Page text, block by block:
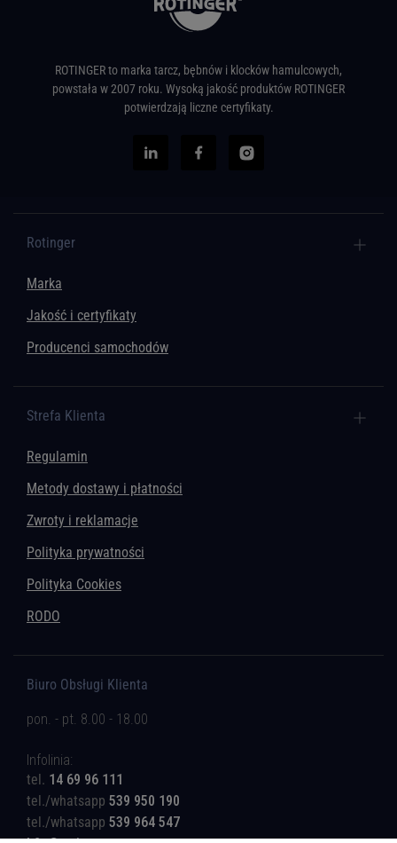
ROTINGER to marka tarcz, bębnów i klocków hamulcowych,
powstała w 2007 roku. Wysoką jakość produktów ROTINGER
potwierdzają liczne certyfikaty.
Rotinger
Marka
Jakość i certyfikaty
Producenci samochodów
Strefa Klienta
Regulamin
Metody dostawy i płatności
Zwroty i reklamacje
Polityka prywatności
Polityka Cookies
RODO
Biuro Obsługi Klienta
pon. - pt. 8.00 - 18.00
Infolinia:
tel. 14 69 96 111
tel./whatsapp 539 950 190
tel./whatsapp 539 964 547